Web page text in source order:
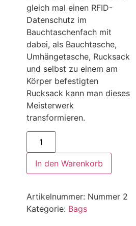
gleich mal einen RFID-
Datenschutz im
Bauchtaschenfach mit
dabei, als Bauchtasche,
Umhängetasche, Rucksack
und selbst zu einem am
Körper befestigten
Rucksack kann man dieses
Meisterwerk
transformieren.
In den Warenkorb
Artikelnummer: Nummer 2
Kategorie: Bags